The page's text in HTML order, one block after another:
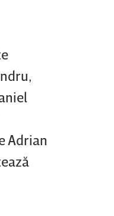
Adrian